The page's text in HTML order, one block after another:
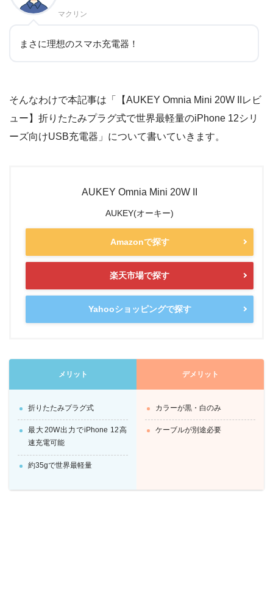
マクリン
まさに理想のスマホ充電器！
そんなわけで本記事は「【AUKEY Omnia Mini 20W IIレビ
ュー】折りたたみプラグ式で世界最軽量のiPhone 12シリ
ーズ向けUSB充電器」について書いていきます。
AUKEY Omnia Mini 20W II
AUKEY(オーキー)
Amazonで探す
楽天市場で探す
Yahooショッピングで探す
メリット
折りたたみプラグ式
最大20W出力でiPhone 12高
速充電可能
約35gで世界最軽量
デメリット
カラーが黒・白のみ
ケーブルが別途必要